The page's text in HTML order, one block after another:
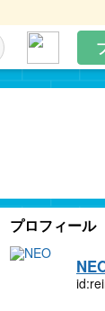
プロフィール